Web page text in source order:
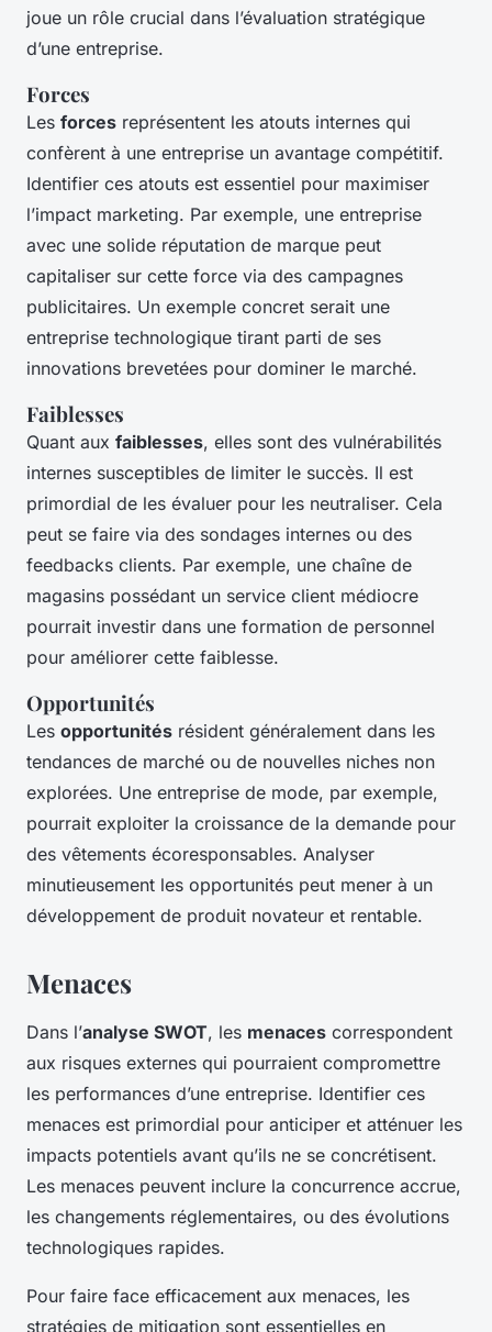
joue un rôle crucial dans l’évaluation stratégique
d’une entreprise.
Forces
Les forces représentent les atouts internes qui
confèrent à une entreprise un avantage compétitif.
Identifier ces atouts est essentiel pour maximiser
l’impact marketing. Par exemple, une entreprise
avec une solide réputation de marque peut
capitaliser sur cette force via des campagnes
publicitaires. Un exemple concret serait une
entreprise technologique tirant parti de ses
innovations brevetées pour dominer le marché.
Faiblesses
Quant aux faiblesses, elles sont des vulnérabilités
internes susceptibles de limiter le succès. Il est
primordial de les évaluer pour les neutraliser. Cela
peut se faire via des sondages internes ou des
feedbacks clients. Par exemple, une chaîne de
magasins possédant un service client médiocre
pourrait investir dans une formation de personnel
pour améliorer cette faiblesse.
Opportunités
Les opportunités résident généralement dans les
tendances de marché ou de nouvelles niches non
explorées. Une entreprise de mode, par exemple,
pourrait exploiter la croissance de la demande pour
des vêtements écoresponsables. Analyser
minutieusement les opportunités peut mener à un
développement de produit novateur et rentable.
Menaces
Dans l’analyse SWOT, les menaces correspondent
aux risques externes qui pourraient compromettre
les performances d’une entreprise. Identifier ces
menaces est primordial pour anticiper et atténuer les
impacts potentiels avant qu’ils ne se concrétisent.
Les menaces peuvent inclure la concurrence accrue,
les changements réglementaires, ou des évolutions
technologiques rapides.
Pour faire face efficacement aux menaces, les
stratégies de mitigation sont essentielles en